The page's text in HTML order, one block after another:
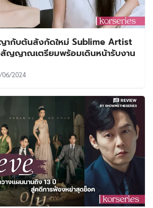
ากับต้นสังกัดใหม่ Sublime Artist
ญาณเตรียมพร้อมเดินหน้ารับงาน
06/2024